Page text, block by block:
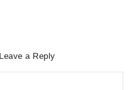
Leave a Reply